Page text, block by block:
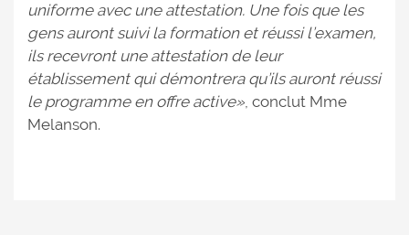
uniforme avec une attestation. Une fois que les
gens auront suivi la formation et réussi l’examen,
ils recevront une attestation de leur
établissement qui démontrera qu’ils auront réussi
le programme en offre active», conclut Mme
Melanson.